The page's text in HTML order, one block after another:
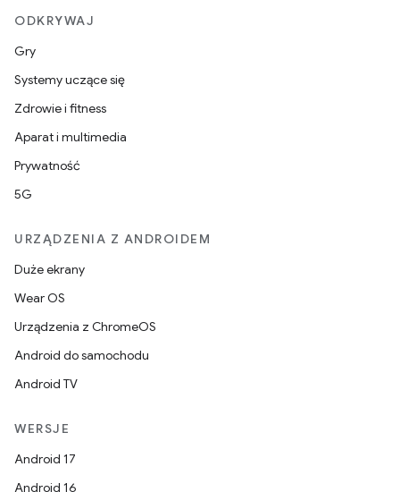
ODKRYWAJ
Gry
Systemy uczące się
Zdrowie i fitness
Aparat i multimedia
Prywatność
5G
URZĄDZENIA Z ANDROIDEM
Duże ekrany
Wear OS
Urządzenia z ChromeOS
Android do samochodu
Android TV
WERSJE
Android 17
Android 16